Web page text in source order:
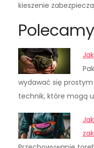
kieszenie
wydawać się
technik, które mogą